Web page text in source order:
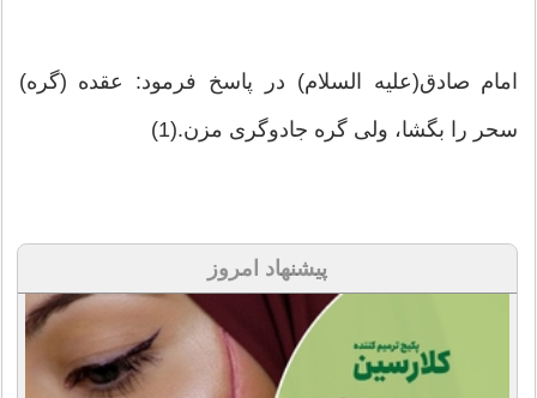
امام صادق(علیه السلام) در پاسخ فرمود: عقده (گره)
سحر را بگشا، ولی گره جادوگری مزن.(1)
پیشنهاد امروز